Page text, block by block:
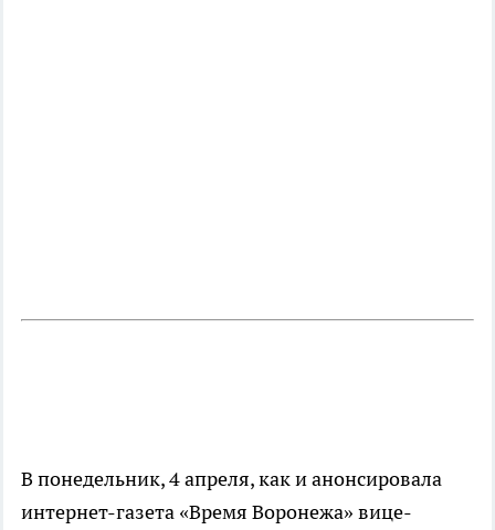
В понедельник, 4 апреля, как и анонсировала
интернет-газета «Время Воронежа» вице-